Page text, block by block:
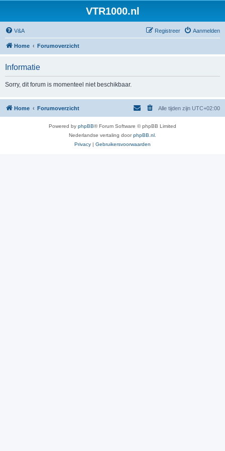
VTR1000.nl
V&A Aanmelden
Registreer
Home Forumoverzicht
Informatie
Sorry, dit forum is momenteel niet beschikbaar.
Home Forumoverzicht Alle tijden zijn UTC+02:00
Powered by phpBB® Forum Software © phpBB Limited
Nederlandse vertaling doorphpBB.nl
Privacy | Gebruikersvoorwaarden